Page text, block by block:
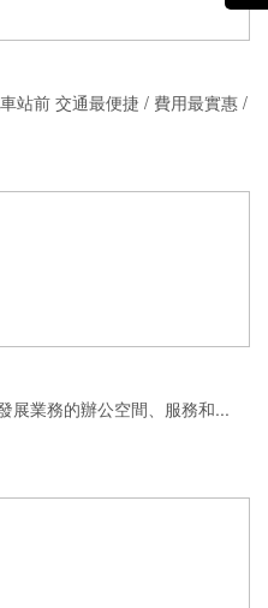
站前 交通最便捷 / 費用最實惠 /
展業務的辦公空間、服務和...